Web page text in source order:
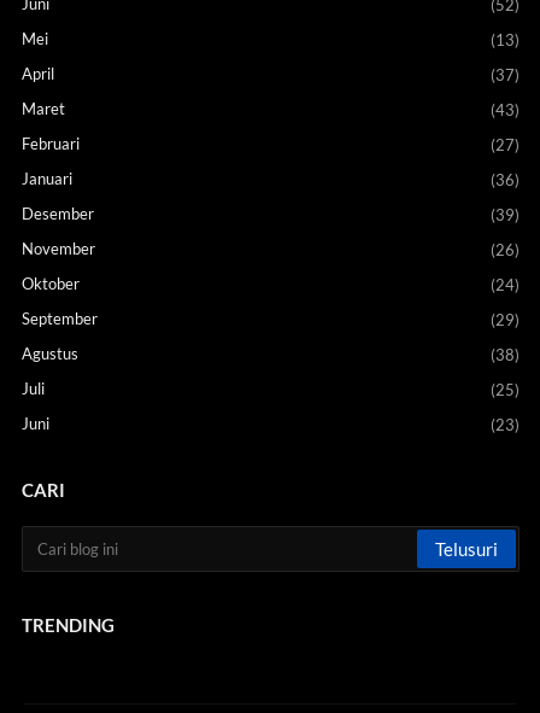
(52)
Mei
(13)
April
(37)
Maret
(43)
Februari
(27)
Januari
(36)
Desember
(39)
November
(26)
Oktober
(24)
September
(29)
Agustus
(38)
Juli
(25)
Juni
(23)
CARI
TRENDING